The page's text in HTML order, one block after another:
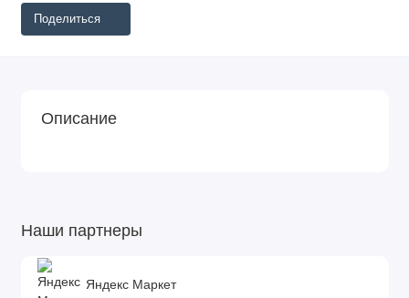
Поделиться
Описание
Наши партнеры
Яндекс Маркет